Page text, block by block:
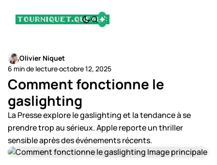
Olivier Niquet
6 min de lecture·octobre 12, 2025
Comment fonctionne le
gaslighting
La Presse explore le gaslighting et la tendance à se
prendre trop au sérieux. Apple reporte un thriller
sensible après des événements récents.